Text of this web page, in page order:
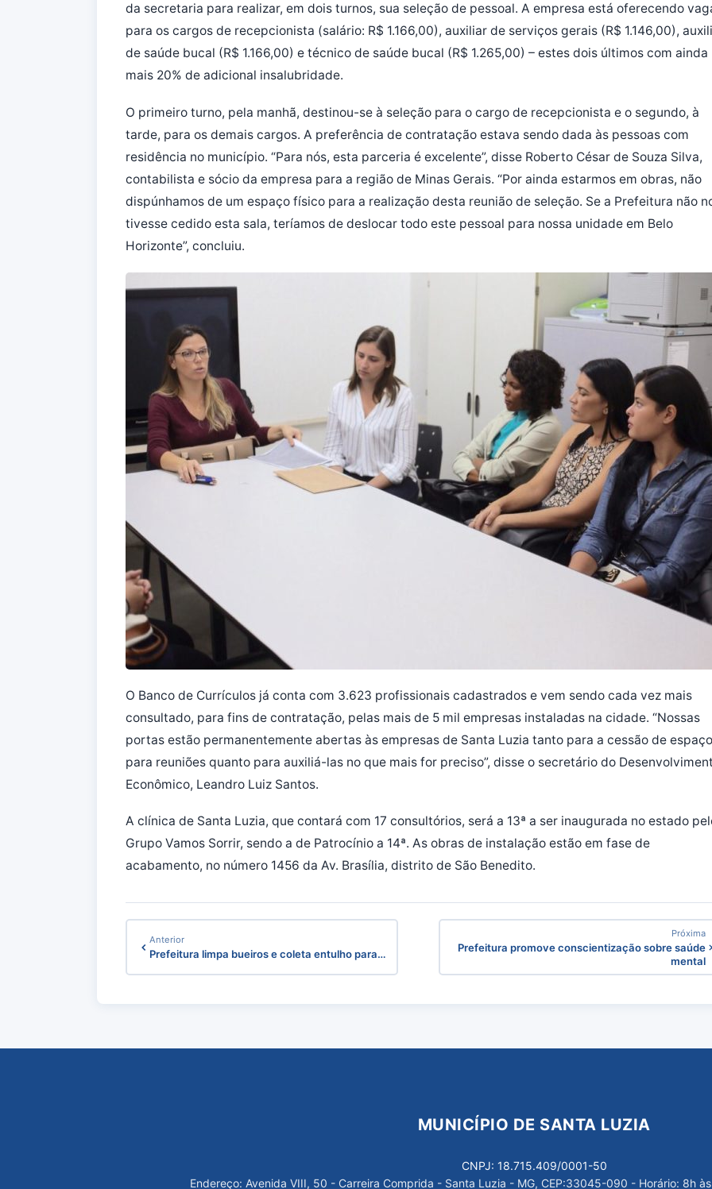
da secretaria para realizar, em dois turnos, sua seleção de pessoal. A empresa está oferecendo
para os cargos de recepcionista (salário: R$ 1.166,00), auxiliar de serviços gerais (R$ 1.146,00),
de saúde bucal (R$ 1.166,00) e técnico de saúde bucal (R$ 1.265,00) – estes dois últimos com ainda
mais 20% de adicional insalubridade.
O primeiro turno, pela manhã, destinou-se à seleção para o cargo de recepcionista e o segundo, à
tarde, para os demais cargos. A preferência de contratação estava sendo dada às pessoas com
residência no município. “Para nós, esta parceria é excelente”, disse Roberto César de Souza Silva,
contabilista e sócio da empresa para a região de Minas Gerais. “Por ainda estarmos em obras, não
dispúnhamos de um espaço físico para a realização desta reunião de seleção. Se a Prefeitura não
tivesse cedido esta sala, teríamos de deslocar todo este pessoal para nossa unidade em Belo
Horizonte”, concluiu.
O Banco de Currículos já conta com 3.623 profissionais cadastrados e vem sendo cada vez mais
consultado, para fins de contratação, pelas mais de 5 mil empresas instaladas na cidade. “Nossas
portas estão permanentemente abertas às empresas de Santa Luzia tanto para a cessão de espaço
para reuniões quanto para auxiliá-las no que mais for preciso”, disse o secretário do
Econômico, Leandro Luiz Santos.
A clínica de Santa Luzia, que contará com 17 consultórios, será a 13ª a ser inaugurada no estado
Grupo Vamos Sorrir, sendo a de Patrocínio a 14ª. As obras de instalação estão em fase de
acabamento, no número 1456 da Av. Brasília, distrito de São Benedito.
Anterior
Prefeitura limpa bueiros e coleta entulho para…
Próxima
Prefeitura promove conscientização sobre saúde
mental
MUNICÍPIO DE SANTA LUZIA
CNPJ: 18.715.409/0001-50
Endereço: Avenida VIII, 50 - Carreira Comprida - Santa Luzia - MG, CEP:33045-090 - Horário: 8h